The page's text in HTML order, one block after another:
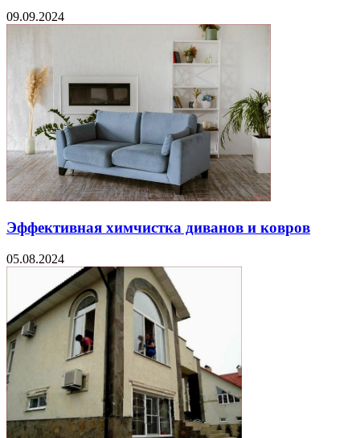
09.09.2024
Эффективная химчистка диванов и ковров
05.08.2024